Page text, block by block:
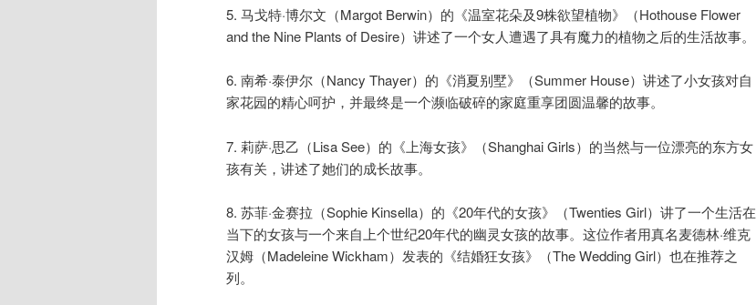
5. 马戈特·博尔文（Margot Berwin）的《温室花朵及9株欲望植物》（Hothouse Flower
and the Nine Plants of Desire）讲述了一个女人遭遇了具有魔力的植物之后的生活故事。
6. 南希·泰伊尔（Nancy Thayer）的《消夏别墅》（Summer House）讲述了小女孩对自
家花园的精心呵护，并最终是一个濒临破碎的家庭重享团圆温馨的故事。
7. 莉萨·思乙（Lisa See）的《上海女孩》（Shanghai Girls）的当然与一位漂亮的东方女
孩有关，讲述了她们的成长故事。
8. 苏菲·金赛拉（Sophie Kinsella）的《20年代的女孩》（Twenties Girl）讲了一个生活在
当下的女孩与一个来自上个世纪20年代的幽灵女孩的故事。这位作者用真名麦德林·维克
汉姆（Madeleine Wickham）发表的《结婚狂女孩》（The Wedding Girl）也在推荐之
列。